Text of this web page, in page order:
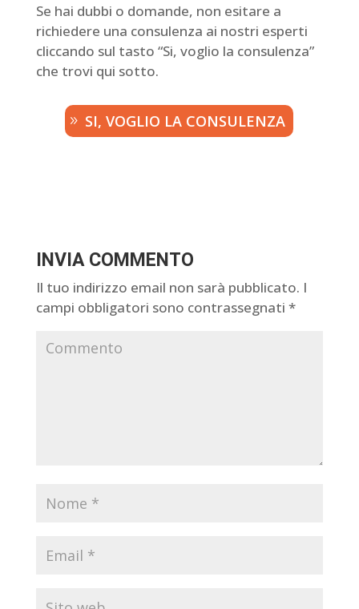
Se hai dubbi o domande, non esitare a
richiedere una consulenza ai nostri esperti
cliccando sul tasto “Si, voglio la consulenza”
che trovi qui sotto.
SI, VOGLIO LA CONSULENZA
INVIA COMMENTO
Il tuo indirizzo email non sarà pubblicato. I
campi obbligatori sono contrassegnati *